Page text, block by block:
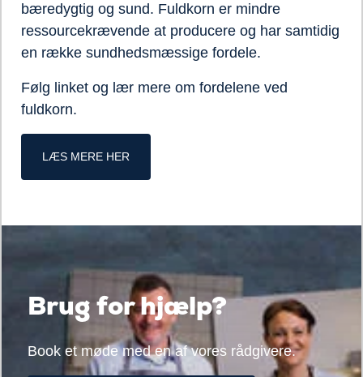
bæredygtig og sund. Fuldkorn er mindre
ressourcekrævende at producere og har samtidig
en række sundhedsmæssige fordel e.
Følg linket og lær mere om fordelene ved
fuldkorn.
LÆS MERE HER
Brug for hjælp?
Book et møde med en af vores rådgivere.